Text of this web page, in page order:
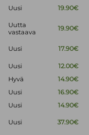
Uusi 19.90€
Uutta
vastaava
19.90€
Uusi 17.90€
Uusi
12.00€
Hyvä
14.90€
Uusi
16.90€
Uusi
14.90€
Uusi 37.90€